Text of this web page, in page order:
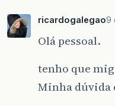
ricardogalegao9
Olá pessoal.
tenho que
Minha dúvida